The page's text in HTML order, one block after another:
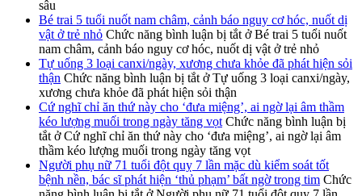
sâu
Bé trai 5 tuổi nuốt nam châm, cảnh báo nguy cơ hóc, nuốt dị
vật ở trẻ nhỏ Chức năng bình luận bị tắt ở Bé trai 5 tuổi nuốt
nam châm, cảnh báo nguy cơ hóc, nuốt dị vật ở trẻ nhỏ
Tự uống 3 loại canxi/ngày, xương chưa khỏe đã phát hiện sỏi
thận Chức năng bình luận bị tắt ở Tự uống 3 loại canxi/ngày,
xương chưa khỏe đã phát hiện sỏi thận
Cứ nghĩ chỉ ăn thứ này cho ‘đưa miệng’, ai ngờ lại âm thầm
kéo lượng muối trong ngày tăng vọt Chức năng bình luận bị
tắt ở Cứ nghĩ chỉ ăn thứ này cho ‘đưa miệng’, ai ngờ lại âm
thầm kéo lượng muối trong ngày tăng vọt
Người phụ nữ 71 tuổi đột quỵ 7 lần mặc dù kiểm soát tốt
bệnh nền, bác sĩ phát hiện ‘thủ phạm’ bất ngờ trong tim Chức